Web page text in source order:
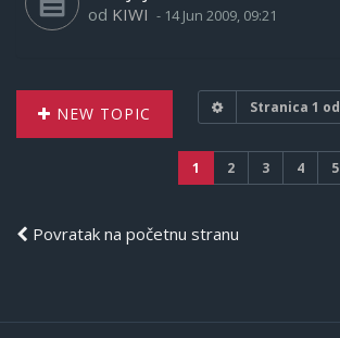
od KIWI - 14 Jun 2009, 09:21
NEW TOPIC Stranica 1 od
1 2 3 4 5
Povratak na početnu stranu